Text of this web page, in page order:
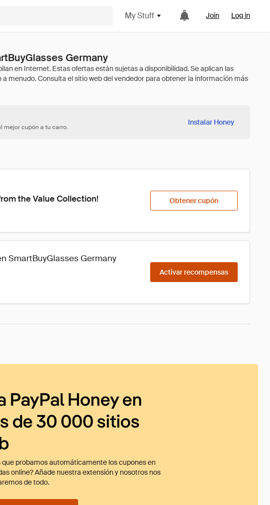
My Stuff Join Log in
Germany
mejor cupón a tu carro.
Instalar Honey
the Value Collection! Obtener cupón
SmartBuyGlasses Germany
Activar recompensas
PayPal Honey en
de 30 000 sitios
que probamos automáticamente los cupones en
online? Añade nuestra extensión y nosotros nos
de todo.